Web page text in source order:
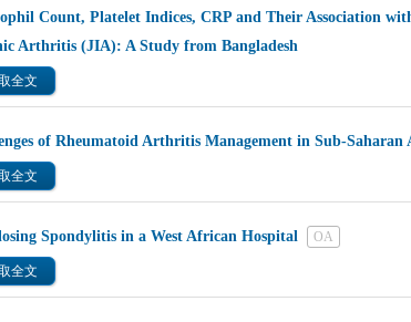
Count, Platelet Indices, CRP and Their Association
Arthritis (JIA): A Study from Bangladesh
全文
of Rheumatoid Arthritis Management in Sub-
全文
Spondylitis in a West African Hospital OA
全文